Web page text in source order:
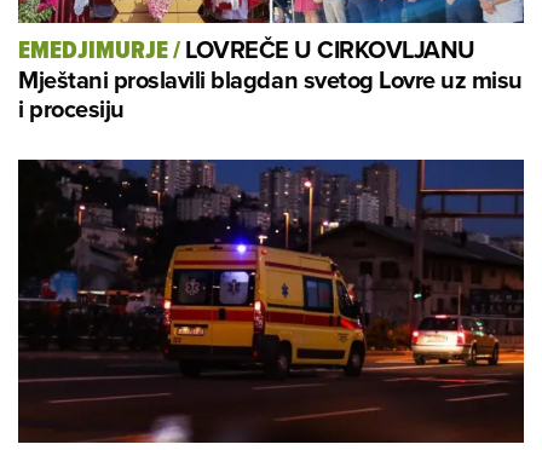
EMEDJIMURJE/LOVREČE U CIRKOVLJANU
Mještani proslavili blagdan svetog Lovre uz misu
i procesiju